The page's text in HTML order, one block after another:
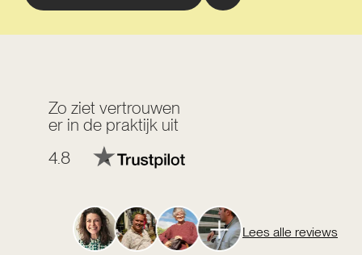
Zo ziet vertrouwen
er in de praktijk uit
4.8
Lees alle reviews